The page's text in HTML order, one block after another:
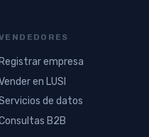
Registrar empresa
en LUSI
de datos
B2B